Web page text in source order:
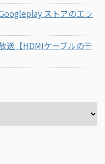
ストアのエラ
送【HDMIケーブルの干